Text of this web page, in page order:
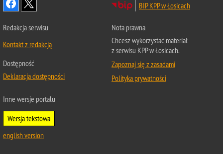
BIP KPP w Łosicach
Redakcja serwisu
Kontakt z redakcją
Dostępność
Deklaracja dostępności
Nota prawna
Chcesz wykorzystać materiał
z serwisu KPP w Łosicach.
Zapoznaj się z zasadami
Polityka prywatności
Inne wersje portalu
Wersja tekstowa
english version